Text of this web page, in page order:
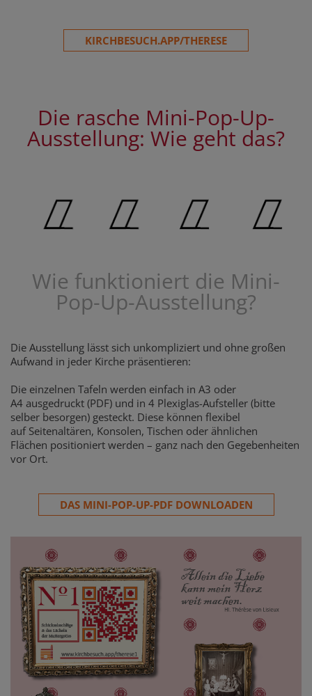
KIRCHBESUCH.APP/THERESE
Die rasche Mini-Pop-Up-
Ausstellung: Wie geht das?
Wie funktioniert die Mini-
Pop-Up-Ausstellung?
Die Ausstellung lässt sich unkompliziert und ohne großen
Aufwand in jeder Kirche präsentieren:
Die einzelnen Tafeln werden einfach in A3 oder
A4 ausgedruckt (PDF) und in 4 Plexiglas-Aufsteller (bitte
selber besorgen) gesteckt. Diese können flexibel
auf Seitenaltären, Konsolen, Tischen oder ähnlichen
Flächen positioniert werden – ganz nach den Gegebenheiten
vor Ort.
DAS MINI-POP-UP-PDF DOWNLOADEN